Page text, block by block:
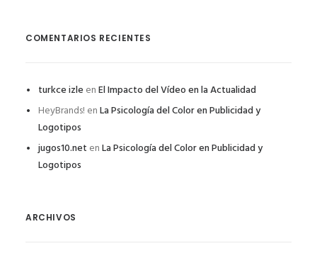
COMENTARIOS RECIENTES
turkce izle enEl Impacto del Vídeo en la Actualidad
HeyBrands! enLa Psicología del Color en Publicidad y
Logotipos
jugos10.net enLa Psicología del Color en Publicidad y
Logotipos
ARCHIVOS